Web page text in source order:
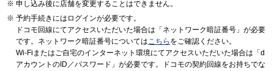
申し込み後に店舗を変更することはできません。
予約手続きにはログインが必要です。
ドコモ回線にてアクセスいただいた場合は「ネットワーク暗証番号」が必要
です。ネットワーク暗証番号についてはこちら をご確認ください。
Wi-Fiまたはご自宅のインターネット環境にてアクセスいただいた場合は「d
アカウントのID／パスワード」が必要です。ドコモの契約回線をお持ちでな